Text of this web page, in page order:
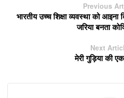
Previous
भारतीय उच्च शिक्षा व्यवस्था को आइना
जरिया बनता
Next
मेरी गुड़िया की